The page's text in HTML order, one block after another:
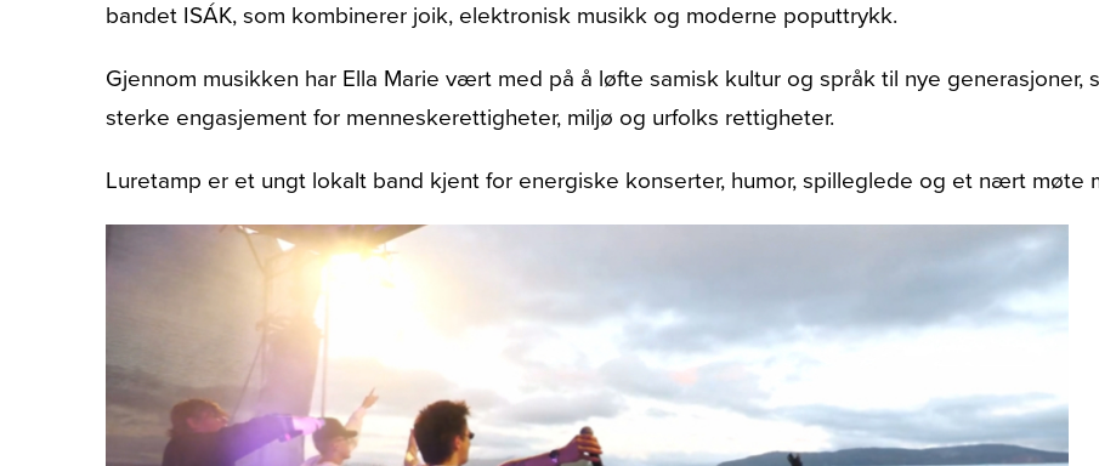
bandet ISÁK, som kombinerer joik, elektronisk musikk og moderne poputtrykk.
Gjennom musikken har Ella Marie vært med på å løfte samisk kultur og språk til nye
sterke engasjement for menneskerettigheter, miljø og urfolks rettigheter.
Luretamp er et ungt lokalt band kjent for energiske konserter, humor, spilleglede og et nært møte